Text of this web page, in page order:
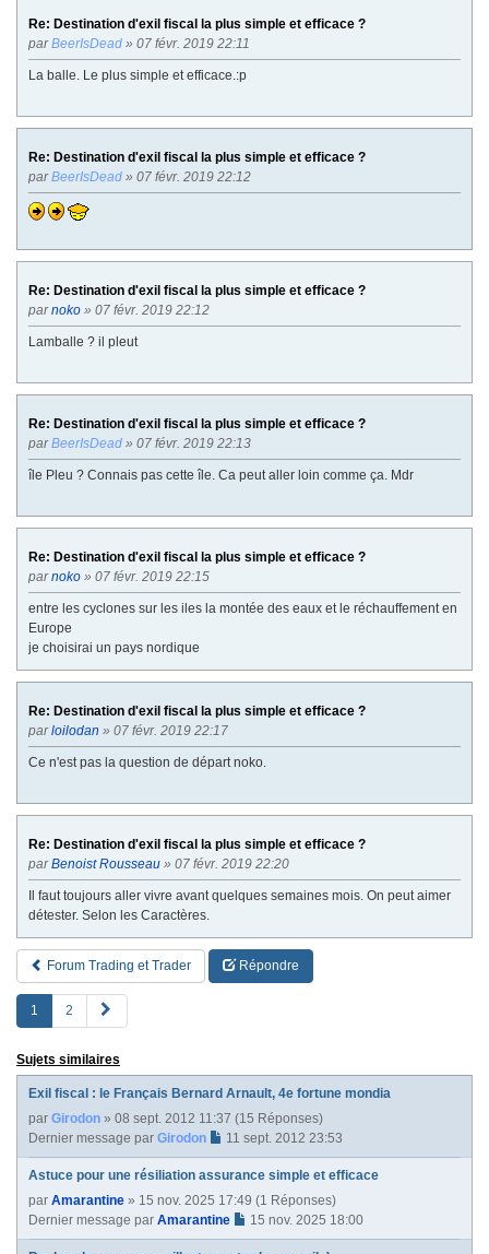
Re: Destination d'exil fiscal la plus simple et efficace ?
parBeerIsDead » 07 févr. 2019 22:11
La balle. Le plus simple et efficace.:p
Re: Destination d'exil fiscal la plus simple et efficace ?
parBeerIsDead » 07 févr. 2019 22:12
Re: Destination d'exil fiscal la plus simple et efficace ?
parnoko » 07 févr. 2019 22:12
Lamballe ? il pleut
Re: Destination d'exil fiscal la plus simple et efficace ?
parBeerIsDead » 07 févr. 2019 22:13
île Pleu ? Connais pas cette île. Ca peut aller loin comme ça. Mdr
Re: Destination d'exil fiscal la plus simple et efficace ?
parnoko » 07 févr. 2019 22:15
entre les cyclones sur les iles la montée des eaux et le réchauffement en
Europe
je choisirai un pays nordique
Re: Destination d'exil fiscal la plus simple et efficace ?
parloilodan » 07 févr. 2019 22:17
Ce n'est pas la question de départ noko.
Re: Destination d'exil fiscal la plus simple et efficace ?
parBenoist Rousseau » 07 févr. 2019 22:20
Il faut toujours aller vivre avant quelques semaines mois. On peut aimer
détester. Selon les Caractères.
Forum Trading et Trader Répondre
1 2
u
v
n
t
e
Sujets similaires
Exil fiscal : le Français Bernard Arnault, 4e fortune mondia
par Girodon » 08 sept. 2012 11:37 (15 Réponses)
Dernier message par Girodon 11 sept. 2012 23:53
Astuce pour une résiliation assurance simple et efficace
par Amarantine » 15 nov. 2025 17:49 (1 Réponses)
Dernier message par Amarantine 15 nov. 2025 18:00